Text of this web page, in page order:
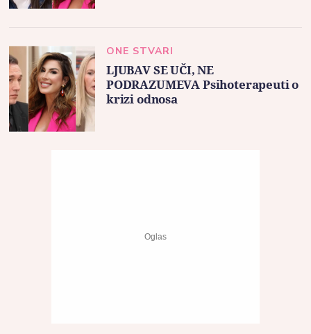
ONE STVARI
LJUBAV SE UČI, NE
PODRAZUMEVA Psihoterapeuti o
krizi odnosa